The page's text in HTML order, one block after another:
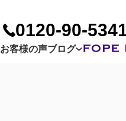
0120-90-
お客様の声ブログ